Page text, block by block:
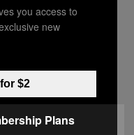
the
About
you access to
new
$2
Plans